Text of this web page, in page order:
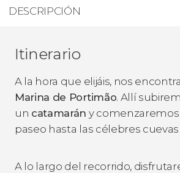
DESCRIPCIÓN
Itinerario
A la hora que elijáis, nos
Marina de Portimão. Allí
un catamarán y
paseo hasta las célebres
A lo largo del recorrido,